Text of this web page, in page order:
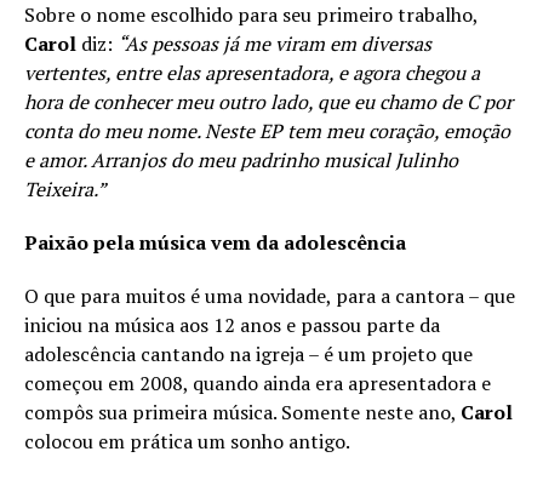
Sobre o nome escolhido para seu primeiro trabalho,
Carol diz: “As pessoas já me viram em diversas
vertentes, entre elas apresentadora, e agora chegou a
hora de conhecer meu outro lado, que eu chamo de C por
conta do meu nome. Neste EP tem meu coração, emoção
e amor. Arranjos do meu padrinho musical Julinho
Teixeira.”
Paixão pela música vem da adolescência
O que para muitos é uma novidade, para a cantora – que
iniciou na música aos 12 anos e passou parte da
adolescência cantando na igreja – é um projeto que
começou em 2008, quando ainda era apresentadora e
compôs sua primeira música. Somente neste ano, Carol
colocou em prática um sonho antigo.